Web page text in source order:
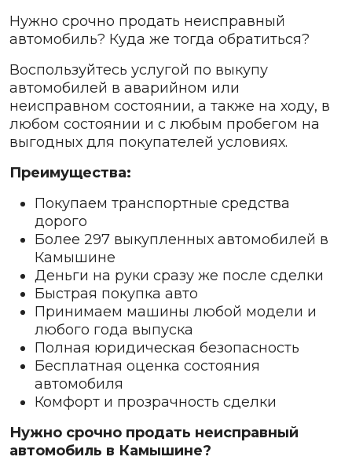
Нужно срочно продать неисправный
автомобиль? Куда же тогда обратиться?
Воспользуйтесь услугой по выкупу
автомобилей в аварийном или
неисправном состоянии, а также на ходу, в
любом состоянии и с любым пробегом на
выгодных для покупателей условиях.
Преимущества:
Покупаем транспортные средства
дорого
Более 297 выкупленных автомобилей в
Камышине
Деньги на руки сразу же после сделки
Быстрая покупка авто
Принимаем машины любой модели и
любого года выпуска
Полная юридическая безопасность
Бесплатная оценка состояния
автомобиля
Комфорт и прозрачность сделки
Нужно срочно продать неисправный
автомобиль в Камышине?